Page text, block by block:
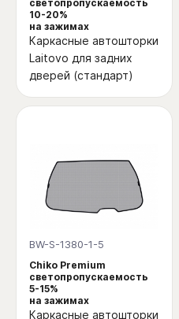
светопропускаемость
10-20%
на зажимах
Каркасные автошторки
Laitovo для задних
дверей (стандарт)
BW-S-1380-1-5
Chiko Premium
светопропускаемость
5-15%
на зажимах
Каркасные автошторки